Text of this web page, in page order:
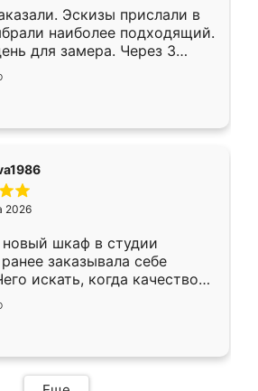
Эскизы прислали в
наиболее подходящий.
для замера. Через 3
уже готова. Остались
Спасибо Ренессанс
работу!
2026
новый шкаф в студии
заказывала себе
искать, когда качеством
Служит кухня уже почти
нет.